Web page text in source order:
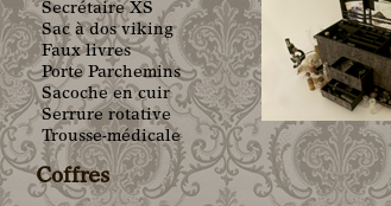
Secrétaire XS
Sac à dos viking
Faux livres
Porte Parchemins
Sacoche en cuir
Serrure rotative
Trousse-médicale
Coffres